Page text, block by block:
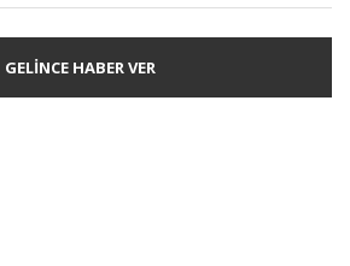
GELİNCE HABER VER